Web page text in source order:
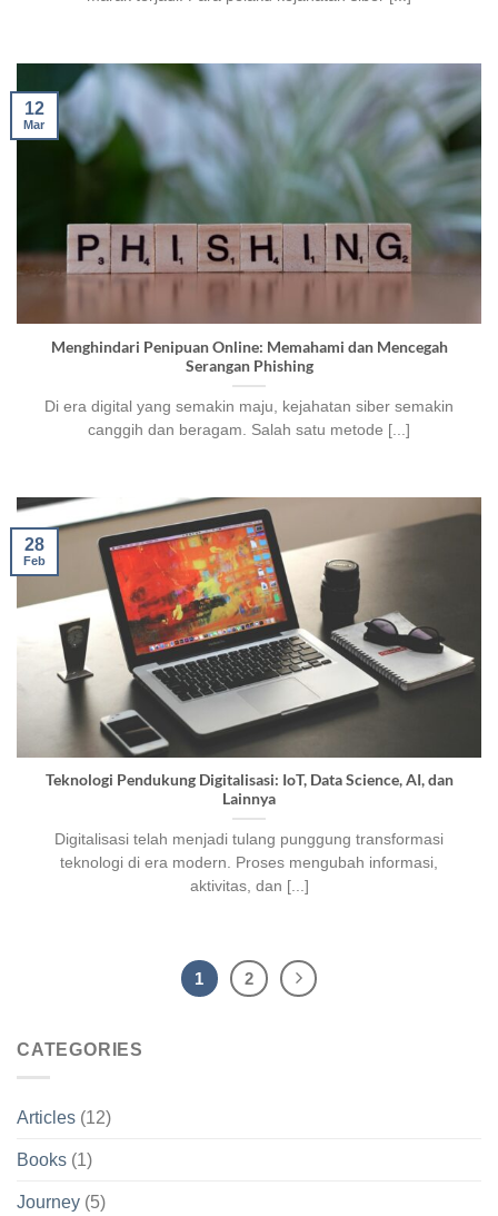
Menghindari Penipuan Online: Memahami dan Mencegah
Serangan Phishing
Di era digital yang semakin maju, kejahatan siber semakin
canggih dan beragam. Salah satu metode [...]
12
Mar
Teknologi Pendukung Digitalisasi: IoT, Data Science, AI, dan
Lainnya
Digitalisasi telah menjadi tulang punggung transformasi
teknologi di era modern. Proses mengubah informasi,
aktivitas, dan [...]
28
Feb
1 2
CATEGORIES
Articles (12)
Books (1)
Journey (5)